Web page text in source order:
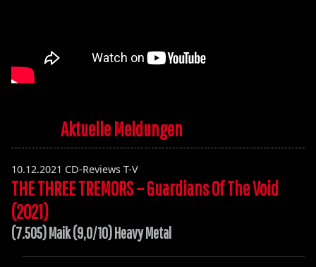
Aktuelle Meldungen
10.12.2021 CD-Reviews T-V
THE THREE TREMORS – Guardians Of The Void
(2021)
(7.505) Maik (9,0/10) Heavy Metal